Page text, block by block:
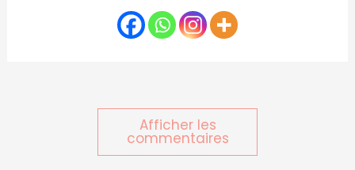
Afficher les
commentaires